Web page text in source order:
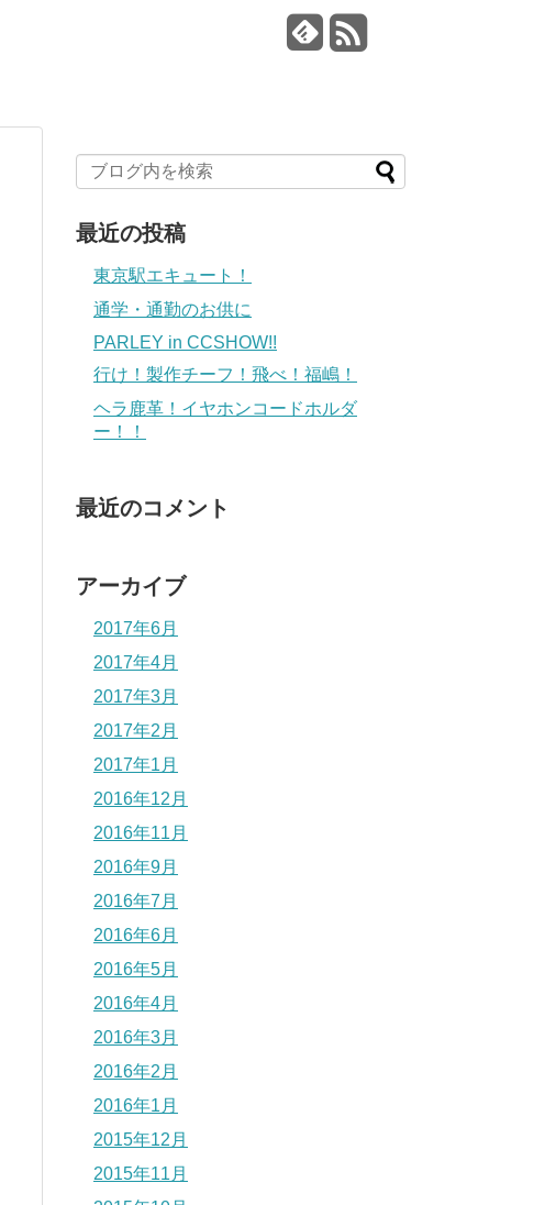
最近の投稿
東京駅エキュート！
通学・通勤のお供に
PARLEY in CCSHOW!!
行け！製作チーフ！飛べ！福嶋！
ヘラ鹿革！イヤホンコードホルダ
ー！！
最近のコメント
アーカイブ
2017年6月
2017年4月
2017年3月
2017年2月
2017年1月
2016年12月
2016年11月
2016年9月
2016年7月
2016年6月
2016年5月
2016年4月
2016年3月
2016年2月
2016年1月
2015年12月
2015年11月